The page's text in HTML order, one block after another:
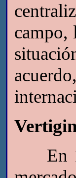
campo,
En